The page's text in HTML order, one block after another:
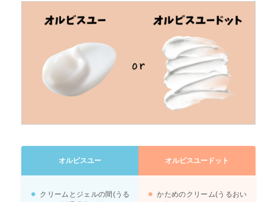
オルビスユー オルビスユー ドット
クリームとジェルの間(うる
かためのクリーム(うるおい